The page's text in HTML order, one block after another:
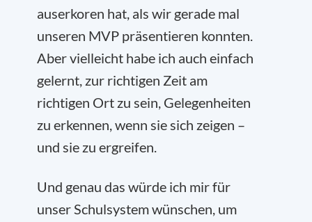
auserkoren hat, als wir gerade mal
unseren MVP präsentieren konnten.
Aber vielleicht habe ich auch einfach
gelernt, zur richtigen Zeit am
richtigen Ort zu sein, Gelegenheiten
zu erkennen, wenn sie sich zeigen –
und sie zu ergreifen.
Und genau das würde ich mir für
unser Schulsystem wünschen, um